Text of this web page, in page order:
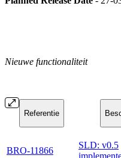
Nieuwe functionaliteit
Referentie
BRO-11866
SLD: v0.5